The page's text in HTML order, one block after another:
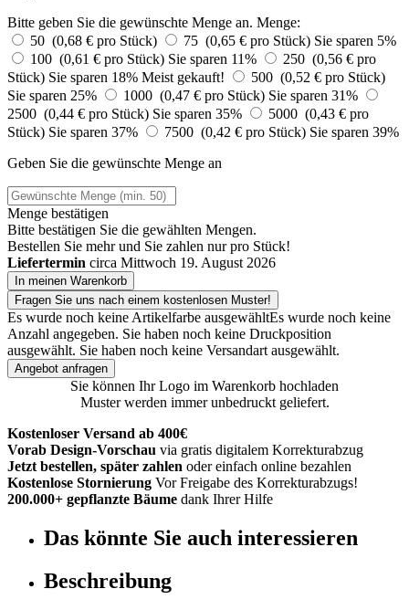
Bitte geben Sie die gewünschte Menge an. Menge:
50 (0,68 € pro Stück)
75 (0,65 € pro Stück) Sie sparen 5%
100 (0,61 € pro Stück) Sie sparen 11%
250 (0,56 € pro
Stück) Sie sparen 18% Meist gekauft!
500 (0,52 € pro Stück)
Sie sparen 25%
1000 (0,47 € pro Stück) Sie sparen 31%
2500 (0,44 € pro Stück) Sie sparen 35%
5000 (0,43 € pro
Stück) Sie sparen 37% 7500 (0,42 € pro Stück) Sie sparen 39%
Geben Sie die gewünschte Menge an
Menge bestätigen
Bitte bestätigen Sie die gewählten Mengen.
Bestellen Sie mehr und Sie zahlen nurpro Stück!
Liefertermin circa Mittwoch 19. August 2026
In meinen Warenkorb
Fragen Sie uns nach einem kostenlosen Muster!
Es wurde noch keine Artikelfarbe ausgewähltEs wurde noch keine
Anzahl angegeben. Sie haben noch keine Druckposition
ausgewählt. Sie haben noch keine Versandart ausgewählt.
Angebot anfragen
Sie können Ihr Logo im Warenkorb hochladen
Muster werden immer unbedruckt geliefert.
Kostenloser Versand ab 400€
Vorab Design-Vorschau via gratis digitalem Korrekturabzug
Jetzt bestellen, später zahlen oder einfach online bezahlen
Kostenlose Stornierung Vor Freigabe des Korrekturabzugs!
200.000+ gepflanzte Bäume dank Ihrer Hilfe
Das könnte Sie auch interessieren
Beschreibung